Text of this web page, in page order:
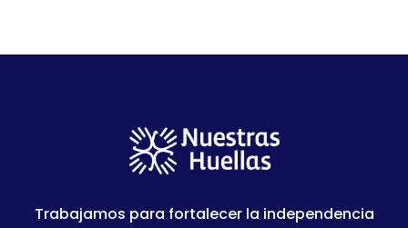
Trabajamos para fortalecer la independencia